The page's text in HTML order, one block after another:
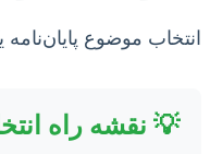
انتخاب موضوع
💡 نقشه راه